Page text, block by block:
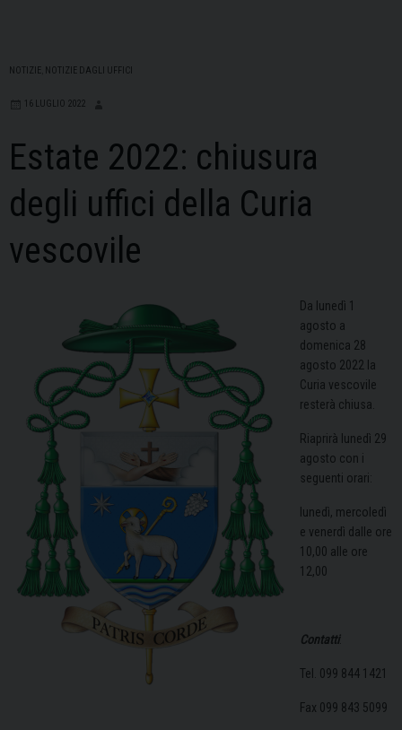
NOTIZIE NOTIZIE DAGLI UFFICI
16 LUGLIO 2022
Estate 2022: chiusura
degli uffici della Curia
vescovile
Da lunedì 1
agosto a
domenica 28
agosto 2022 la
Curia vescovile
resterà chiusa.
Riaprirà lunedì 29
agosto con i
seguenti orari:
lunedì, mercoledì
e venerdì dalle ore
10,00 alle ore
12,00
Contatti:
Tel. 099 844 1421
Fax 099 843 5099